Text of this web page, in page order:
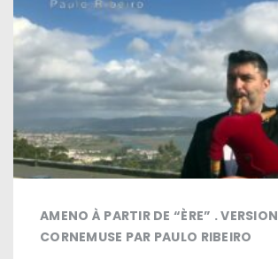
AMENO À PARTIR DE “ÈRE” . VERSION
CORNEMUSE PAR PAULO RIBEIRO